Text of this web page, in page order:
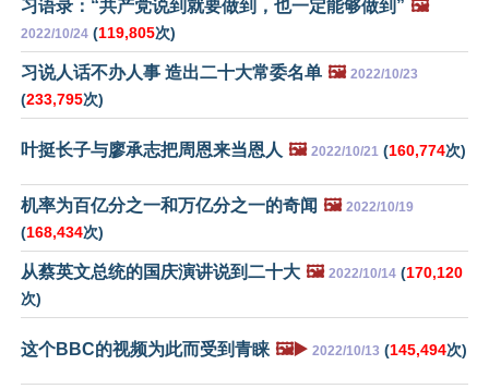
习语录：“共产党说到就要做到，也一定能够做到” 🖼️
2022/10/24 (119,805次)
习说人话不办人事 造出二十大常委名单 🖼️ 2022/10/23
(233,795次)
叶挺长子与廖承志把周恩来当恩人 🖼️ 2022/10/21 (160,774次)
机率为百亿分之一和万亿分之一的奇闻 🖼️ 2022/10/19
(168,434次)
从蔡英文总统的国庆演讲说到二十大 🖼️ 2022/10/14 (170,120
次)
这个BBC的视频为此而受到青睐 🖼️▶️ 2022/10/13 (145,494次)